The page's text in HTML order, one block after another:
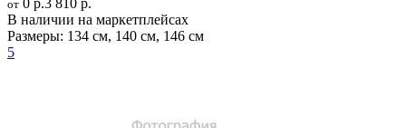
от
В наличии на маркетплейсах
Размеры: 134 см, 140 см, 146 см
5